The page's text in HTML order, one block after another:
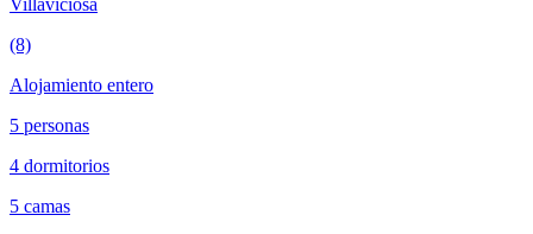
Villaviciosa
(8)
Alojamiento entero
5 personas
4 dormitorios
5 camas